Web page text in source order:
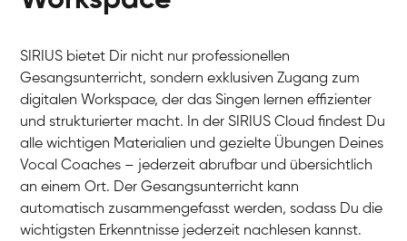
SIRIUS bietet Dir nicht nur professionellen
Gesangsunterricht, sondern exklusiven Zugang zum
digitalen Workspace, der das Singen lernen effizienter
und strukturierter macht. In der SIRIUS Cloud findest Du
alle wichtigen Materialien und gezielte Übungen Deines
Vocal Coaches – jederzeit abrufbar und übersichtlich
an einem Ort. Der Gesangsunterricht kann
automatisch zusammengefasst werden, sodass Du die
wichtigsten Erkenntnisse jederzeit nachlesen kannst.